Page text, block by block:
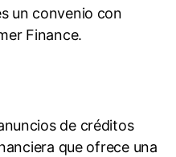
un convenio con
Finance.
de créditos
que ofrece una